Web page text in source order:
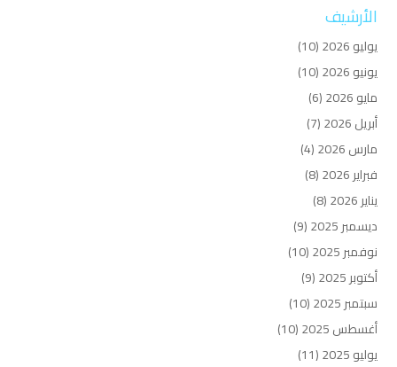
الأرشيف
يوليو 2026
(10)
يونيو 2026
(10)
مايو 2026
(6)
أبريل 2026
(7)
مارس 2026
(4)
فبراير 2026
(8)
يناير 2026
(8)
ديسمبر 2025
(9)
نوفمبر 2025
(10)
أكتوبر 2025
(9)
سبتمبر 2025
(10)
أغسطس 2025
(10)
يوليو 2025
(11)